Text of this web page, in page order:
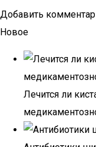
Добавить
Новое
Лечится ли